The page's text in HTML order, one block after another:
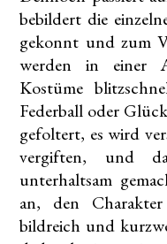
bebildert die
gekonnt und zum
werden in einer
Kostüme
Federball oder
gefoltert, es wird
vergiften, und
unterhaltsam
an, den
bildreich und